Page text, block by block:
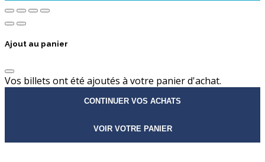
Ajout au panier
Vos billets ont été ajoutés à votre panier d'achat.
CONTINUER VOS ACHATS
VOIR VOTRE PANIER